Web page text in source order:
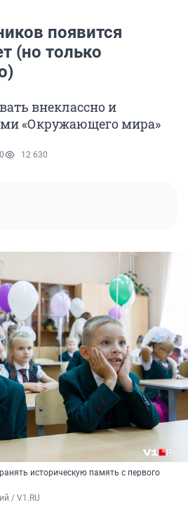
появится
(но только
внеклассно и
«Окружающего мира»
12 630
историческую память с первого
/ V1.RU